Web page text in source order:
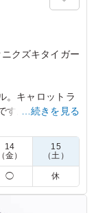
ニクズキタイガー
。キャロットラ
す。会議やイベ
でお楽しみく
と甘辛いタレ
。濃すぎない
…続きを見る
14
（金）
15
（土）
◯ 休